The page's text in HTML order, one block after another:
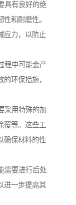
具有良好的绝
和耐磨性。
应力，以防止
程中可能会产
环保措施，
采用特殊的加
覆等。这些工
确保材料的性
需要进行后处
进一步提高其